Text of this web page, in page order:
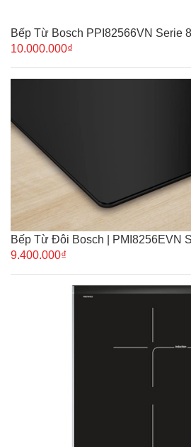
Bếp Từ Bosch PPI82566VN Serie
10.000.000₫
Bếp Từ Đôi Bosch | PMI8256EVN
9.400.000₫